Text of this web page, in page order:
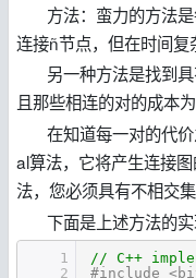
方法：蛮力的方法
连接ñ节点，但在时间复
另一种方法是找到
且那些相连的对的成本为
在知道每一对的代
al算法，它将产生连接
法，您必须具有不相交
下面是上述方法的实
1
2
// C++
#include